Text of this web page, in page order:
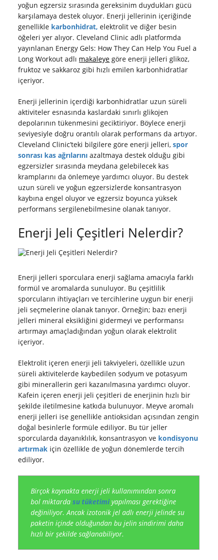
yoğun egzersiz sırasında gereksinim duydukları gücü
karşılamaya destek oluyor. Enerji jellerinin içeriğinde
genellikle karbonhidrat, elektrolit ve diğer besin
öğeleri yer alıyor. Cleveland Clinic adlı platformda
yayınlanan Energy Gels: How They Can Help You Fuel a
Long Workout adlı makaleye göre enerji jelleri glikoz,
fruktoz ve sakkaroz gibi hızlı emilen karbonhidratlar
içeriyor.
Enerji jellerinin içerdiği karbonhidratlar uzun süreli
aktiviteler esnasında kaslardaki sınırlı glikojen
depolarının tükenmesini geciktiriyor. Böylece enerji
seviyesiyle doğru orantılı olarak performans da artıyor.
Cleveland Clinic’teki bilgilere göre enerji jelleri,spor
sonrası kas ağrılarını azaltmaya destek olduğu gibi
egzersizler sırasında meydana gelebilecek kas
kramplarını da önlemeye yardımcı oluyor. Bu destek
uzun süreli ve yoğun egzersizlerde konsantrasyon
kaybına engel oluyor ve egzersiz boyunca yüksek
performans sergilenebilmesine olanak tanıyor.
Enerji Jeli Çeşitleri Nelerdir?
Enerji jelleri sporculara enerji sağlama amacıyla farklı
formül ve aromalarda sunuluyor. Bu çeşitlilik
sporcuların ihtiyaçları ve tercihlerine uygun bir enerji
jeli seçmelerine olanak tanıyor. Örneğin; bazı enerji
jelleri mineral eksikliğini gidermeyi ve performansı
artırmayı amaçladığından yoğun olarak elektrolit
içeriyor.
Elektrolit içeren enerji jeli takviyeleri, özellikle uzun
süreli aktivitelerde kaybedilen sodyum ve potasyum
gibi minerallerin geri kazanılmasına yardımcı oluyor.
Kafein içeren enerji jeli çeşitleri de enerjinin hızlı bir
şekilde iletilmesine katkıda bulunuyor. Meyve aromalı
enerji jelleri ise genellikle antioksidan açısından zengin
doğal besinlerle formüle ediliyor. Bu tür jeller
sporcularda dayanıklılık, konsantrasyon ve kondisyonu
artırmak için özellikle de yoğun dönemlerde tercih
ediliyor.
Birçok kaynakta enerji jeli kullanımından sonra
bol miktardasu tüketimiyapılması gerektiğine
değiniliyor. Ancak izotonik jel adlı enerji jelinde su
paketin içinde olduğundan bu jelin sindirimi daha
hızlı bir şekilde sağlanabiliyor.